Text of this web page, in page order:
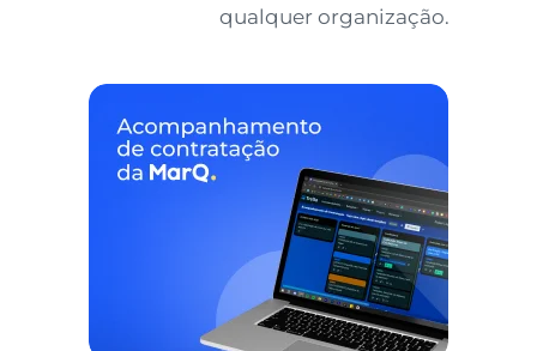
qualquer organização.